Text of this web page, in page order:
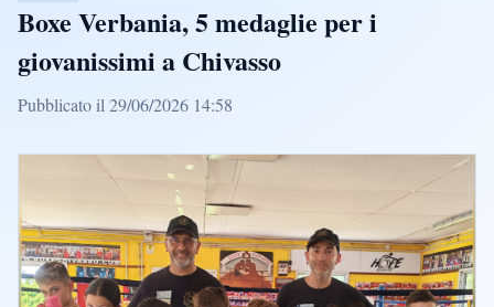
Boxe Verbania, 5 medaglie per i
giovanissimi a Chivasso
Pubblicato il 29/06/2026 14:58